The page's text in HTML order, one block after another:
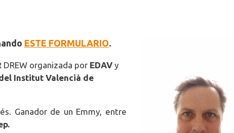
ESTE FORMULARIO.
organizada por EDAV y
Institut Valencià de
Ganador de un Emmy, entre